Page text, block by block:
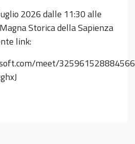
2026 dalle 11:30 alle
Storica della Sapienza
link:
meet/